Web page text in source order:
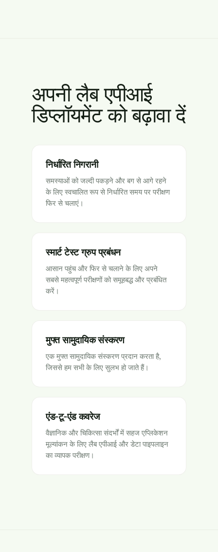
अपनी लैब एपीआई
डिप्लॉयमेंट को बढ़ावा दें
निर्धारित निगरानी
समस्याओं को जल्दी पकड़ने और बग से आगे रहने
के लिए स्वचालित रूप से निर्धारित समय पर परीक्षण
फिर से चलाएं।
स्मार्ट टेस्ट ग्रुप प्रबंधन
आसान पहुंच और फिर से चलाने के लिए अपने
सबसे महत्वपूर्ण परीक्षणों को समूहबद्ध और प्रबंधित
करें।
मुफ्त सामुदायिक संस्करण
एक मुफ्त सामुदायिक संस्करण प्रदान करता है,
जिससे हम सभी के लिए सुलभ हो जाते हैं।
एंड-टू-एंड कवरेज
वैज्ञानिक और चिकित्सा संदर्भों में सहज एप्लिकेशन
मूल्यांकन के लिए लैब एपीआई और डेटा पाइपलाइन
का व्यापक परीक्षण।